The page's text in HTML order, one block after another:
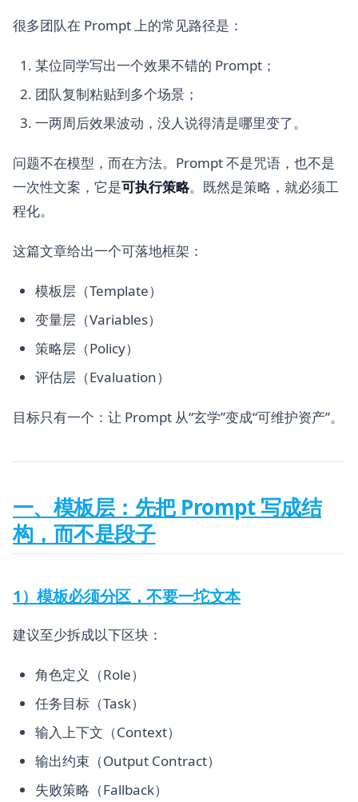
很多团队在 Prompt 上的常见路径是：
某位同学写出一个效果不错的 Prompt；
团队复制粘贴到多个场景；
一两周后效果波动，没人说得清是哪里变了。
问题不在模型，而在方法。Prompt 不是咒语，也不是
一次性文案，它是可执行策略。既然是策略，就必须工
程化。
这篇文章给出一个可落地框架：
模板层（Template）
变量层（Variables）
策略层（Policy）
评估层（Evaluation）
目标只有一个：让 Prompt 从“玄学”变成“可维护资产”。
一、模板层：先把 Prompt 写成结
构，而不是段子
1）模板必须分区，不要一坨文本
建议至少拆成以下区块：
角色定义（Role）
任务目标（Task）
输入上下文（Context）
输出约束（Output Contract）
失败策略（Fallback）